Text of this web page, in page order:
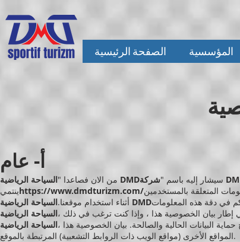
الصفحة الرئيسية المؤسسية
أ- عام
من الان فصاعدا " السياحة الرياضية DMD سيشار إليه باسم "
ينتميhttps://www.dmdturizm.com/المتعلقة بالمستخدمين
أثناء استخدام موقعنا. السياحة الرياضية DMDفي دقة هذه المعلومات
إطار بيان الخصوصية هذا ، وإذا كنت ترغب في ذلك ،
البيانات الحالية والصالحة. بيان الخصوصية هذا ،
المواقع الأخرى (مواقع الويب ذات الروابط التشعبية) المرتبطة بالموقع.